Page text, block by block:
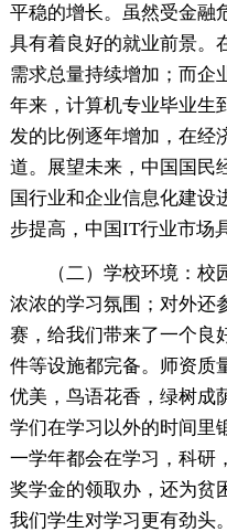
平稳的增长。虽然受金融
具有着良好的就业前景。
需求总量持续增加；而企
年来，计算机专业毕业生
发的比例逐年增加，在经
道。展望未来，中国国民
国行业和企业信息化建设
步提高，中国IT行业市场
（二）学校环境：
浓浓的学习氛围；对外还
赛，给我们带来了一个良
件等设施都完备。师资质
优美，鸟语花香，绿树成
学们在学习以外的时间里
一学年都会在学习，科研
奖学金的领取办，还为贫
我们学生对学习更有劲头